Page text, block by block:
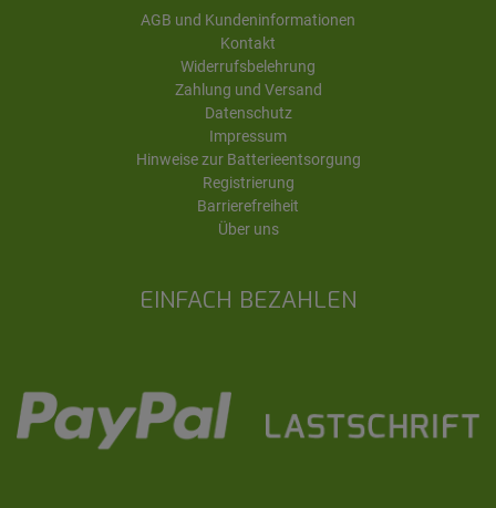
EINFACH BEZAHLEN
AGB und Kundeninformationen
Kontakt
Widerrufsbelehrung
Zahlung und Versand
Datenschutz
Impressum
Hinweise zur Batterieentsorgung
Registrierung
Barrierefreiheit
Über uns